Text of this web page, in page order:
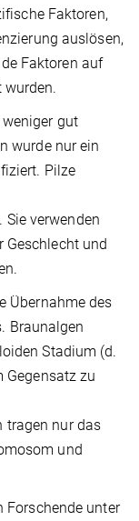
Faktoren,
auslösen,
Faktoren auf
wurden.
gut
wurde nur ein
Pilze
verwenden
Geschlecht und
Übernahme des
Braunalgen
Stadium (d.
Gegensatz zu
tragen nur das
und
Forschende unter